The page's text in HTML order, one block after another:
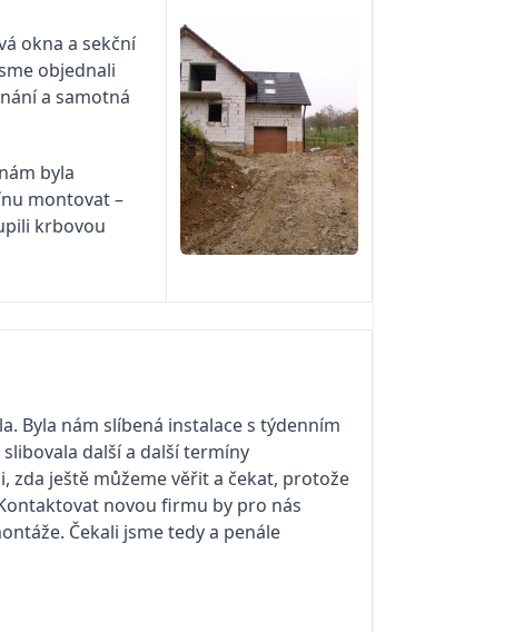
okna a sekční
objednali
a samotná
byla
montovat –
krbovou
Byla nám slíbená instalace s týdenním
další a další termíny
zda ještě můžeme věřit a čekat, protože
novou firmu by pro nás
Čekali jsme tedy a penále